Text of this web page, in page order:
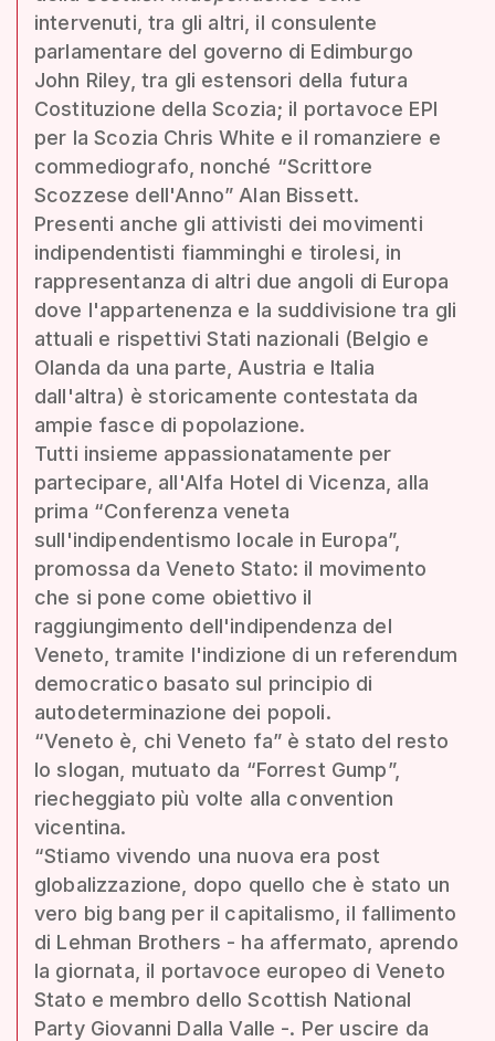
intervenuti, tra gli altri, il consulente
parlamentare del governo di Edimburgo
John Riley, tra gli estensori della futura
Costituzione della Scozia; il portavoce EPI
per la Scozia Chris White e il romanziere e
commediografo, nonché “Scrittore
Scozzese dell'Anno” Alan Bissett.
Presenti anche gli attivisti dei movimenti
indipendentisti fiamminghi e tirolesi, in
rappresentanza di altri due angoli di Europa
dove l'appartenenza e la suddivisione tra gli
attuali e rispettivi Stati nazionali (Belgio e
Olanda da una parte, Austria e Italia
dall'altra) è storicamente contestata da
ampie fasce di popolazione.
Tutti insieme appassionatamente per
partecipare, all'Alfa Hotel di Vicenza, alla
prima “Conferenza veneta
sull'indipendentismo locale in Europa”,
promossa da Veneto Stato: il movimento
che si pone come obiettivo il
raggiungimento dell'indipendenza del
Veneto, tramite l'indizione di un referendum
democratico basato sul principio di
autodeterminazione dei popoli.
“Veneto è, chi Veneto fa” è stato del resto
lo slogan, mutuato da “Forrest Gump”,
riecheggiato più volte alla convention
vicentina.
“Stiamo vivendo una nuova era post
globalizzazione, dopo quello che è stato un
vero big bang per il capitalismo, il fallimento
di Lehman Brothers - ha affermato, aprendo
la giornata, il portavoce europeo di Veneto
Stato e membro dello Scottish National
Party Giovanni Dalla Valle -. Per uscire da